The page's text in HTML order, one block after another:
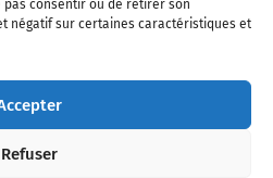
pas consentir ou de retirer son
négatif sur certaines caractéristiques et
Refuser
commerciale, l'aviation d'affaires, les
l'industrie spatiale. Toute reproduction,